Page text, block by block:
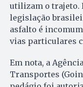
utilizam o trajeto.
legislação
asfalto é
vias particulares
Em nota, a
Transportes